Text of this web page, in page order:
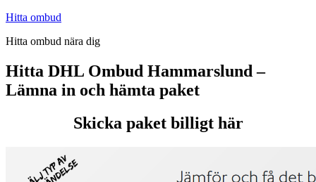
Hoppa
innehåll
Hitta ombud
Hitta ombud nära dig
Hitta DHL Ombud Hammarslund –
Lämna in och hämta paket
Skicka paket billigt här